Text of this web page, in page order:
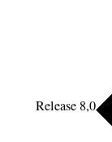
Release 8,0